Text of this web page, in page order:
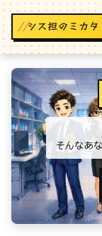
//
そんなあ